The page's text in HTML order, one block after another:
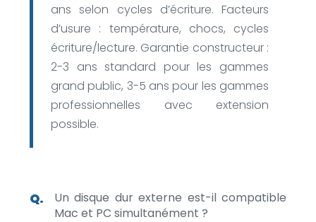
ans selon cycles d’écriture. Facteurs
d’usure : température, chocs, cycles
écriture/lecture. Garantie constructeur :
2-3 ans standard pour les gammes
grand public, 3-5 ans pour les gammes
professionnelles avec extension
possible.
Un disque dur externe est-il compatible
Mac et PC simultanément ?